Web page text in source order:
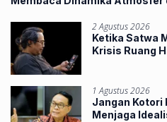
2 Agustus 2026
Ketika Satwa
Krisis Ruang
1 Agustus 2026
Jangan Kotori
Menjaga